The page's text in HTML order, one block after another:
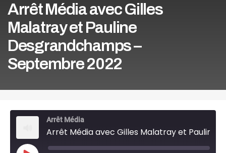
Arrêt Média avec Gilles
Malatray et Pauline
Desgrandchamps –
Septembre 2022
Arrêt Média